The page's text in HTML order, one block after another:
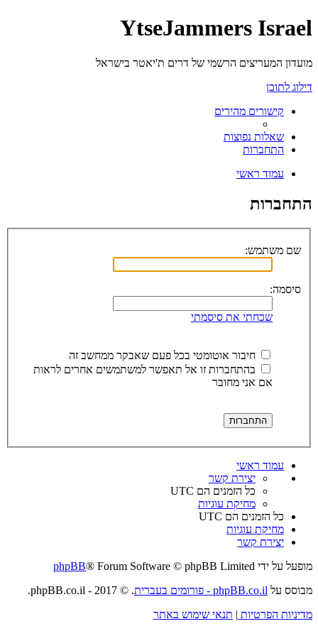
YtseJammers Israel
מועדון המעריצים הרשמי של דרים ת'יאטר בישראל
דילוג לתוכן
קישורים מהירים
שאלות נפוצות
התחברות
עמוד ראשי
התחברות
שם משתמש:
סיסמה:
שכחתי את סיסמתי
חיבור אוטומטי בכל פעם שאבקר ממחשב זה
בהתחברות זו אל תאפשר למשתמשים אחרים לראות
אם אני מחובר
עמוד ראשי
יצירת קשר
כל הזמנים הם UTC
מחיקת עוגיות
כל הזמנים הם UTC
מחיקת עוגיות
יצירת קשר
מופעל על ידי
phpBB® Forum Software © phpBB Limited
מבוסס על phpBB.co.il - פורומים בעברית
. © 2017 - phpBB.co.il.
מדיניות הפרטיות | תנאי שימוש באתר